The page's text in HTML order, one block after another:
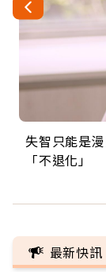
失智只能是
「不退化」
來自剛果的
的家，我連
63歲卸矽谷
丑」走進安
104歲打破金
手，分享長
事業巔峰他
巨蛋！連
最新快訊